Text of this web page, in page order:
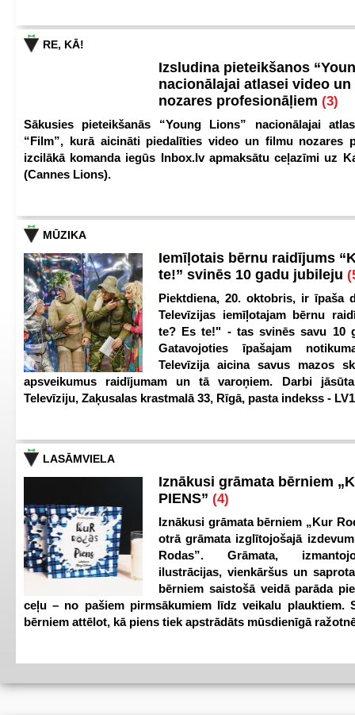
RE, KĀ!
Izsludina pieteikšanos
nacionālajai atlasei video
nozares profesionāļiem (3)
Sākusies pieteikšanās “Young Lions” nacionālajai
“Film”, kurā aicināti piedalīties video un filmu nozares
izcilākā komanda iegūs Inbox.lv apmaksātu ceļazīmi uz
(Cannes Lions).
MŪZIKA
Iemīļotais bērnu raidījums
te!” svinēs 10 gadu jubileju
Piektdiena, 20. oktobris, ir īpaša
Televīzijas iemīļotajam bērnu
te? Es te!" - tas svinēs savu 10
Gatavojoties īpašajam
Televīzija aicina savus mazos
apsveikumus raidījumam un tā varoņiem. Darbi
Televīziju, Zaķusalas krastmalā 33, Rīgā, pasta indekss -
LASĀMVIELA
Iznākusi grāmata bērniem
PIENS” (4)
Iznākusi grāmata bērniem „Kur
otrā grāmata izglītojošajā
Rodas”. Grāmata,
ilustrācijas, vienkāršus un
bērniem saistošā veidā parāda
ceļu – no pašiem pirmsākumiem līdz veikalu plauktiem.
bērniem attēlot, kā piens tiek apstrādāts mūsdienīgā